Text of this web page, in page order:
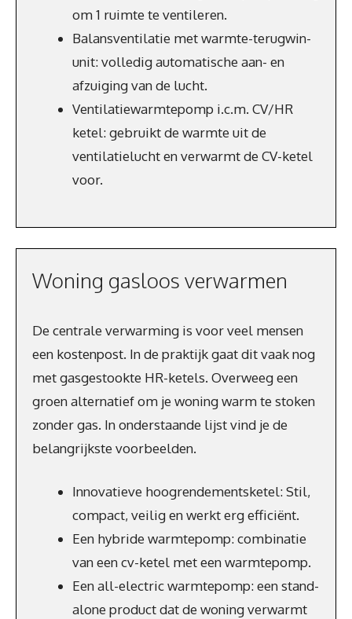
om 1 ruimte te ventileren.
Balansventilatie met warmte-terugwin-
unit: volledig automatische aan- en
afzuiging van de lucht.
Ventilatiewarmtepomp i.c.m. CV/HR
ketel: gebruikt de warmte uit de
ventilatielucht en verwarmt de CV-ketel
voor.
Woning gasloos verwarmen
De centrale verwarming is voor veel mensen
een kostenpost. In de praktijk gaat dit vaak nog
met gasgestookte HR-ketels. Overweeg een
groen alternatief om je woning warm te stoken
zonder gas. In onderstaande lijst vind je de
belangrijkste voorbeelden.
Innovatieve hoogrendementsketel: Stil,
compact, veilig en werkt erg efficiënt.
Een hybride warmtepomp: combinatie
van een cv-ketel met een warmtepomp.
Een all-electric warmtepomp: een stand-
alone product dat de woning verwarmt